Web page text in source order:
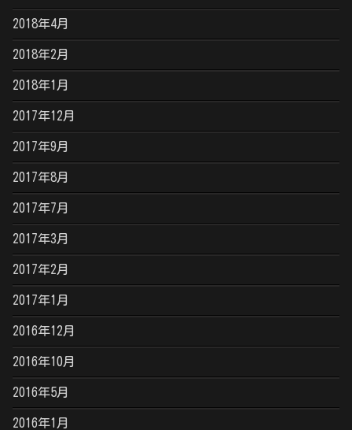
2018年4月
2018年2月
2018年1月
2017年12月
2017年9月
2017年8月
2017年7月
2017年3月
2017年2月
2017年1月
2016年12月
2016年10月
2016年5月
2016年1月